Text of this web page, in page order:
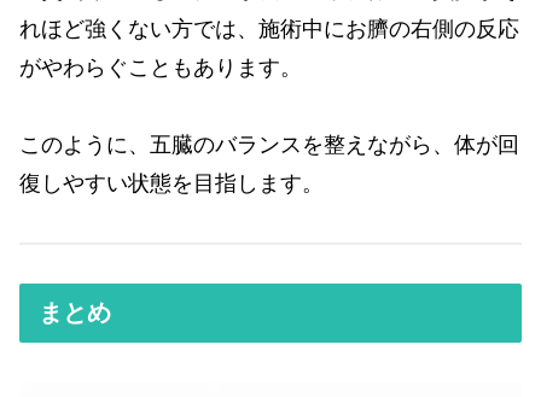
れほど強くない方では、施術中にお臍の右側の反応
がやわらぐこともあります。
このように、五臓のバランスを整えながら、体が回
復しやすい状態を目指します。
まとめ